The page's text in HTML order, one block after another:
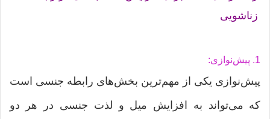
زناشویی
1. پیش‌نوازی:
پیش‌نوازی یکی از مهم‌ترین بخش‌های رابطه جنسی است
که می‌تواند به افزایش میل و لذت جنسی در هر دو